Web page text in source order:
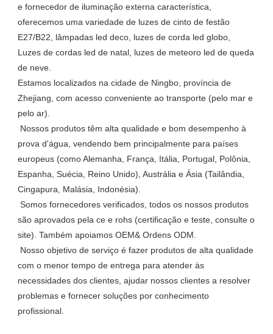
e fornecedor de iluminação externa característica,
oferecemos uma variedade de luzes de cinto de festão
E27/B22, lâmpadas led deco, luzes de corda led globo,
Luzes de cordas led de natal, luzes de meteoro led de queda
de neve.
Estamos localizados na cidade de Ningbo, província de
Zhejiang, com acesso conveniente ao transporte (pelo mar e
pelo ar).
prova d'água, vendendo bem principalmente para países
europeus (como Alemanha, França, Itália, Portugal, Polônia,
Espanha, Suécia, Reino Unido), Austrália e Ásia (Tailândia,
Cingapura, Malásia, Indonésia).
são aprovados pela ce e rohs (certificação e teste, consulte o
site). Também apoiamos OEM& Ordens ODM.
com o menor tempo de entrega para atender às
necessidades dos clientes, ajudar nossos clientes a resolver
problemas e fornecer soluções por conhecimento